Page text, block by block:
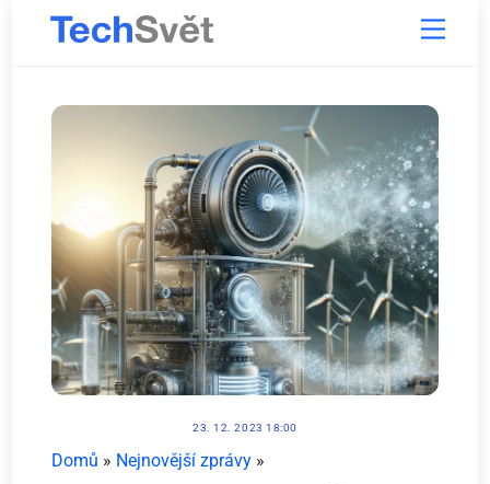
Menu
23. 12. 2023 18:00
Domů » Nejnovější zprávy »